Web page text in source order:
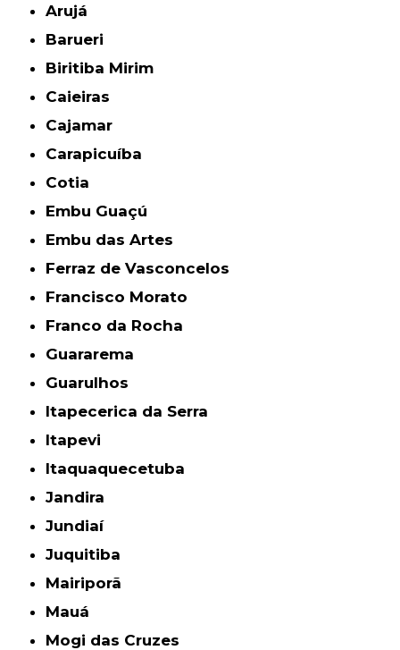
Arujá
Barueri
Biritiba Mirim
Caieiras
Cajamar
Carapicuíba
Cotia
Embu Guaçú
Embu das Artes
Ferraz de Vasconcelos
Francisco Morato
Franco da Rocha
Guararema
Guarulhos
Itapecerica da Serra
Itapevi
Itaquaquecetuba
Jandira
Jundiaí
Juquitiba
Mairiporã
Mauá
Mogi das Cruzes